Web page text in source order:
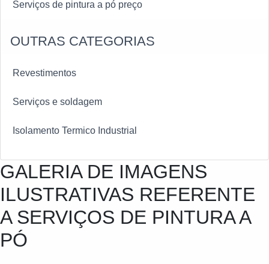
Serviços de pintura a pó preço
OUTRAS CATEGORIAS
Revestimentos
Serviços e soldagem
Isolamento Termico Industrial
GALERIA DE IMAGENS
ILUSTRATIVAS REFERENTE
A SERVIÇOS DE PINTURA A
PÓ